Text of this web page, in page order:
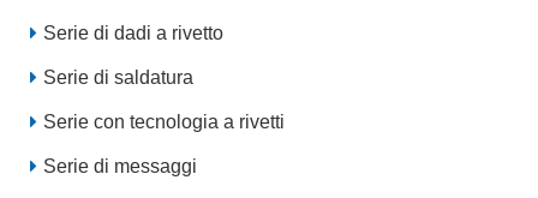
Serie di dadi a rivetto
Serie di saldatura
Serie con tecnologia a rivetti
Serie di messaggi